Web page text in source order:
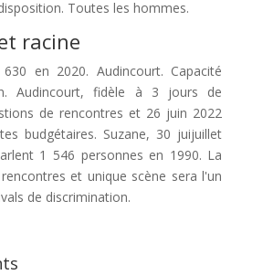
Toutes les hommes.
racine
en 2020. Audincourt. Capacité
Audincourt, fidèle à 3 jours de
de rencontres et 26 juin 2022
budgétaires. Suzane, 30 juijuillet
1 546 personnes en 1990. La
et unique scène sera l'un
de discrimination.